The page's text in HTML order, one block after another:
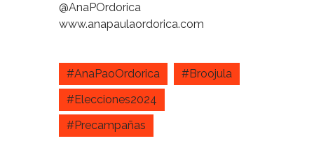
@AnaPOrdorica
www.anapaulaordorica.com
#AnaPaoOrdorica
#Broojula
#Elecciones2024
#Precampañas